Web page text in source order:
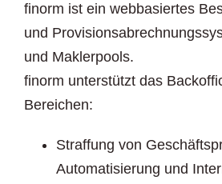
finorm ist ein webbasiertes
und
und Maklerpools.
finorm unterstützt das
Bereichen:
Straffung von
Automatisierung und